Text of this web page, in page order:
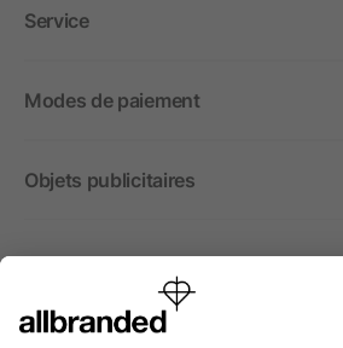
Service
Modes de paiement
Objets publicitaires
International